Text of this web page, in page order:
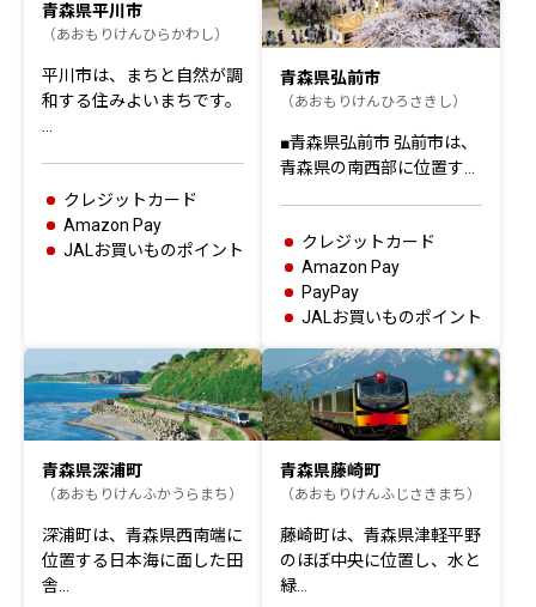
青森県平川市
（あおもりけんひらかわし）
平川市は、まちと自然が調
和する住みよいまちです。
クレジットカード
Amazon Pay
JALお買いものポイント
青森県弘前市
（あおもりけんひろさきし）
■青森県弘前市 弘前市は、
青森県の南西部に位置す…
クレジットカード
Amazon Pay
PayPay
JALお買いものポイント
青森県深浦町
（あおもりけんふかうらまち）
深浦町は、青森県西南端に
位置する日本海に面した田
舎…
青森県藤崎町
（あおもりけんふじさきまち）
藤崎町は、青森県津軽平野
のほぼ中央に位置し、水と
緑…